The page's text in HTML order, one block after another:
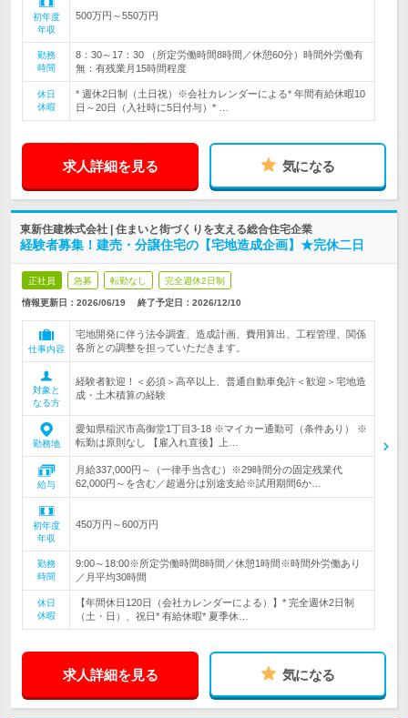
初年度
年収
500万円～550万円
勤務
時間
8：30～17：30 （所定労働時間8時間／休憩60分）時間外労働有
無：有残業月15時間程度
休日
休暇
* 週休2日制（土日祝）※会社カレンダーによる* 年間有給休暇10
日～20日（入社時に5日付与）* …
求人詳細を見る 気になる
東新住建株式会社 | 住まいと街づくりを支える総合住宅企業
経験者募集！建売・分譲住宅の【宅地造成企画】★完休二日
正社員 急募 転勤なし 完全週休2日制
情報更新日：2026/06/19 終了予定日： 2026/12/10
仕事内容
宅地開発に伴う法令調査、造成計画、費用算出、工程管理、関係
各所との調整を担っていただきます。
対象と
なる方
経験者歓迎！＜必須＞高卒以上、普通自動車免許＜歓迎＞宅地造
成・土木積算の経験
勤務地
愛知県稲沢市高御堂1丁目3-18 ※マイカー通勤可（条件あり） ※
転勤は原則なし 【雇入れ直後】上…
給与
月給337,000円～（一律手当含む）※29時間分の固定残業代
62,000円～を含む／超過分は別途支給※試用期間6か…
初年度
年収
450万円～600万円
勤務
時間
9:00～18:00※所定労働時間8時間／休憩1時間※時間外労働あり
／月平均30時間
休日
休暇
【年間休日120日（会社カレンダーによる）】* 完全週休2日制
（土・日）、祝日* 有給休暇* 夏季休…
求人詳細を見る 気になる